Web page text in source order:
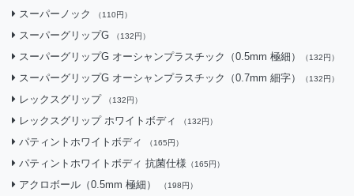
スーパーノック （110円）
スーパーグリップG （132円）
スーパーグリップG オーシャンプラスチック（0.5mm 極細） （132円）
スーパーグリップG オーシャンプラスチック（0.7mm 細字） （132円）
レックスグリップ （132円）
レックスグリップ ホワイトボディ （132円）
パティントホワイトボディ （165円）
パティントホワイトボディ 抗菌仕様 （165円）
アクロボール（0.5mm 極細） （198円）